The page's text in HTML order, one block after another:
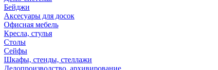
Бейджи
Аксесуары для досок
Офисная мебель
Кресла, стулья
Столы
Сейфы
Шкафы, стенды, стеллажи
Делопроизводство, архивирование